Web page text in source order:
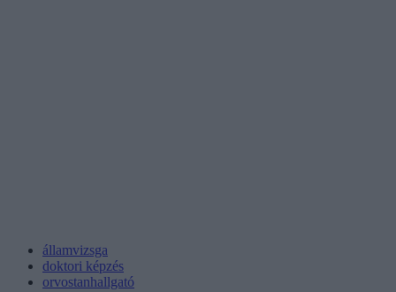
államvizsga
doktori képzés
orvostanhallgató